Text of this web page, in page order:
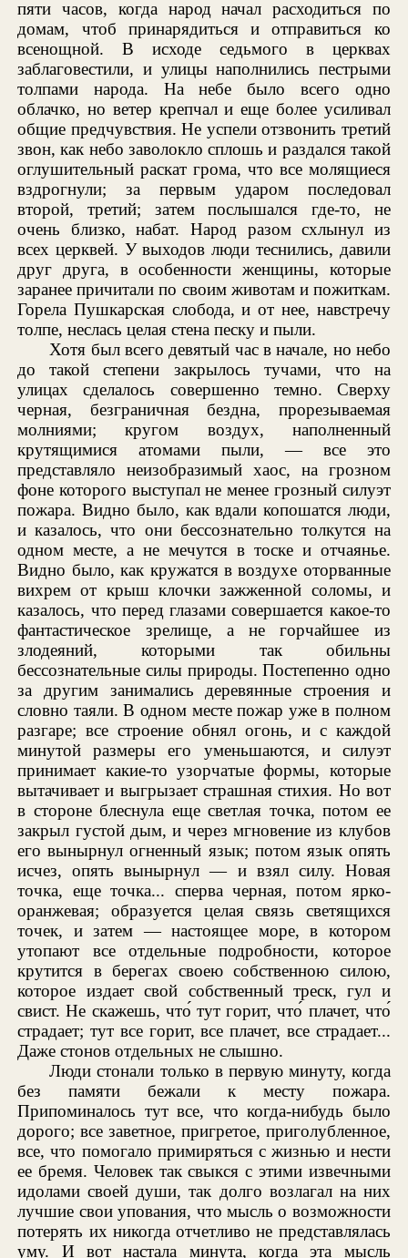
пяти часов, когда народ начал расходиться по
домам, чтоб принарядиться и отправиться ко
всенощной. В исходе седьмого в церквах
заблаговестили, и улицы наполнились пестрыми
толпами народа. На небе было всего одно
облачко, но ветер крепчал и еще более усиливал
общие предчувствия. Не успели отзвонить третий
звон, как небо заволокло сплошь и раздался такой
оглушительный раскат грома, что все молящиеся
вздрогнули; за первым ударом последовал
второй, третий; затем послышался где-то, не
очень близко, набат. Народ разом схлынул из
всех церквей. У выходов люди теснились, давили
друг друга, в особенности женщины, которые
заранее причитали по своим животам и пожиткам.
Горела Пушкарская слобода, и от нее, навстречу
толпе, неслась целая стена песку и пыли.
Хотя был всего девятый час в начале, но небо
до такой степени закрылось тучами, что на
улицах сделалось совершенно темно. Сверху
черная, безграничная бездна, прорезываемая
молниями; кругом воздух, наполненный
крутящимися атомами пыли, — все это
представляло неизобразимый хаос, на грозном
фоне которого выступал не менее грозный силуэт
пожара. Видно было, как вдали копошатся люди,
и казалось, что они бессознательно толкутся на
одном месте, а не мечутся в тоске и отчаянье.
Видно было, как кружатся в воздухе оторванные
вихрем от крыш клочки зажженной соломы, и
казалось, что перед глазами совершается какое-то
фантастическое зрелище, а не горчайшее из
злодеяний, которыми так обильны
бессознательные силы природы. Постепенно одно
за другим занимались деревянные строения и
словно таяли. В одном месте пожар уже в полном
разгаре; все строение обнял огонь, и с каждой
минутой размеры его уменьшаются, и силуэт
принимает какие-то узорчатые формы, которые
вытачивает и выгрызает страшная стихия. Но вот
в стороне блеснула еще светлая точка, потом ее
закрыл густой дым, и через мгновение из клубов
его вынырнул огненный язык; потом язык опять
исчез, опять вынырнул — и взял силу. Новая
точка, еще точка... сперва черная, потом ярко-
оранжевая; образуется целая связь светящихся
точек, и затем — настоящее море, в котором
утопают все отдельные подробности, которое
крутится в берегах своею собственною силою,
которое издает свой собственный треск, гул и
свист. Не скажешь, что́ тут горит, что́ плачет, что́
страдает; тут все горит, все плачет, все страдает...
Даже стонов отдельных не слышно.
Люди стонали только в первую минуту, когда
без памяти бежали к месту пожара.
Припоминалось тут все, что когда-нибудь было
дорого; все заветное, пригретое, приголубленное,
все, что помогало примиряться с жизнью и нести
ее бремя. Человек так свыкся с этими извечными
идолами своей души, так долго возлагал на них
лучшие свои упования, что мысль о возможности
потерять их никогда отчетливо не представлялась
уму. И вот настала минута, когда эта мысль